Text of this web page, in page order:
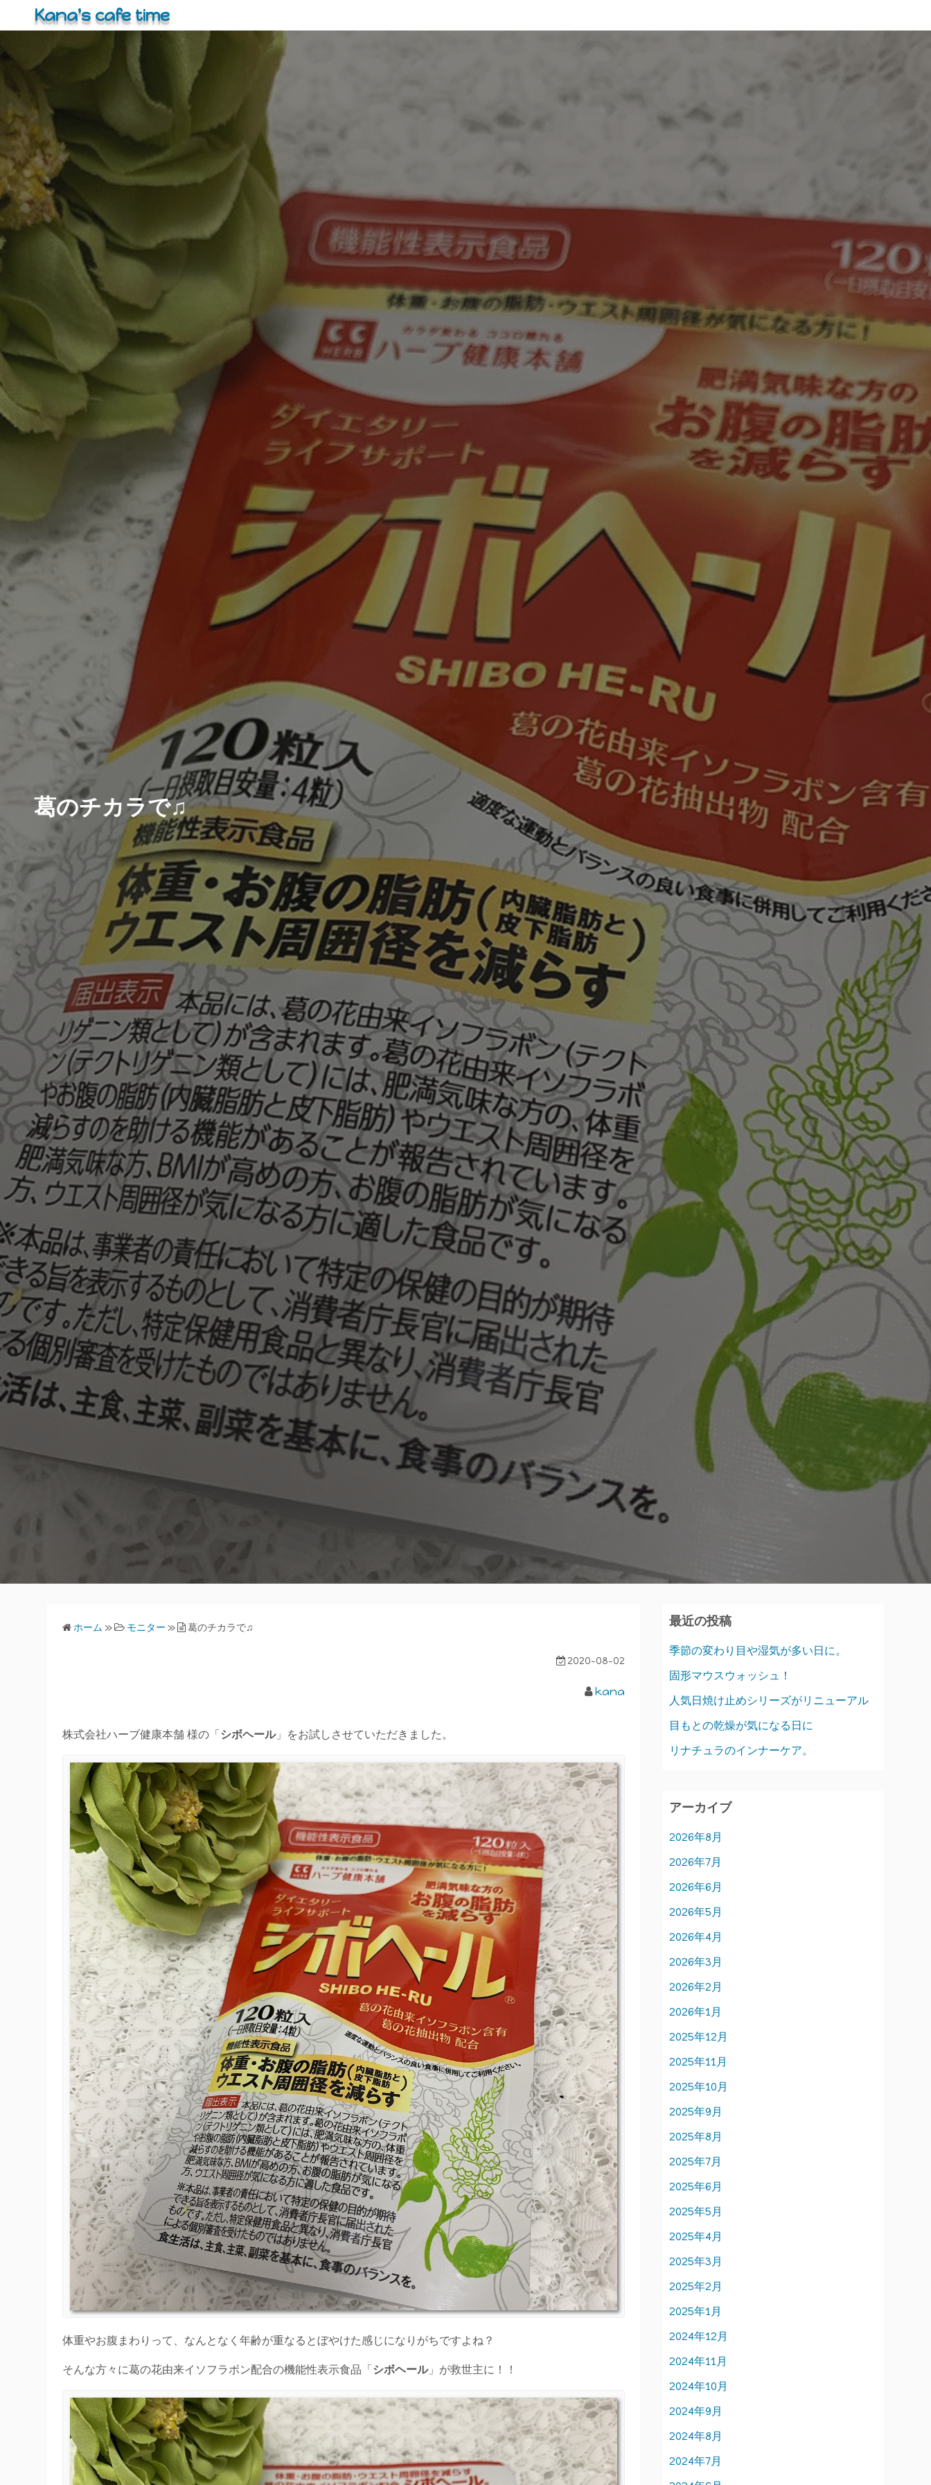
ス
キ
プ
Kana's cafe time
葛のチカラで♫
ホーム » モニター » 葛のチカラで♫
2020-08-02
kana
株式会社ハーブ健康本舗 様の「シボヘール」をお試しさせていただきました。
体重やお腹まわりって、なんとなく年齢が重なるとぼやけた感じになりがちですよね？
そんな方々に葛の花由来イソフラボン配合の機能性表示食品「シボヘール」が救世主に！！
最近の投稿
季節の変わり目や湿気が多い日に。
固形マウスウォッシュ！
人気日焼け止めシリーズがリニューアル
目もとの乾燥が気になる日に
リナチュラのインナーケア。
アーカイブ
2026年8月
2026年7月
2026年6月
2026年5月
2026年4月
2026年3月
2026年2月
2026年1月
2025年12月
2025年11月
2025年10月
2025年9月
2025年8月
2025年7月
2025年6月
2025年5月
2025年4月
2025年3月
2025年2月
2025年1月
2024年12月
2024年11月
2024年10月
2024年9月
2024年8月
2024年7月